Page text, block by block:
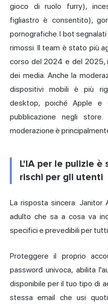
gioco di ruolo furry),
figliastro è consentito),
pornografiche. I bot
rimossi. Il team è stato più
corso del 2024 e del 2025,
dei media. Anche la
dispositivi mobili è più
desktop, poiché Apple e
pubblicazione negli
moderazione è
L'IA per le pulizie è
rischi per gli utenti
La risposta sincera: Janitor
adulto che sa a cosa va
specifici e prevedibili per tutti
Proteggere il proprio
password univoca, abilita
disponibile per il tuo tipo di
stessa email che usi